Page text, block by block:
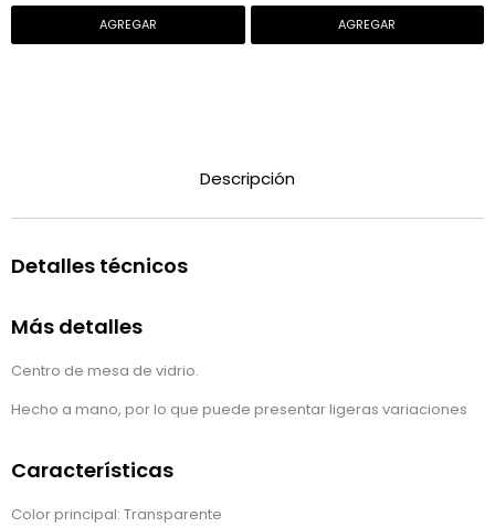
Descripción
Detalles técnicos
Más detalles
Centro de mesa de vidrio.
Hecho a mano, por lo que puede presentar ligeras variaciones
Características
Color principal: Transparente